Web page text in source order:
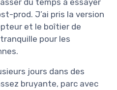
prod. J’ai pris la version
et le boîtier de
pour les
jours dans des
bruyante, parc avec